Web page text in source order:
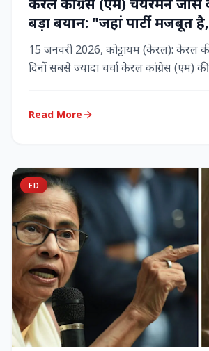
बड़ा बयान: "जहां पार्टी मजबूत है,
बनी रहेगी" – LDF के साथ बने
15 जनवरी 2026, कोट्टायम (केरल): केरल
दिनों सबसे ज्यादा चर्चा केरल कांग्रेस (एम)
Read More
ED